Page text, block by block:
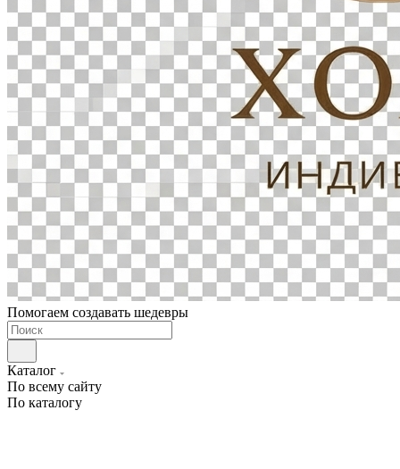
Помогаем создавать шедевры
Каталог
По всему сайту
По каталогу